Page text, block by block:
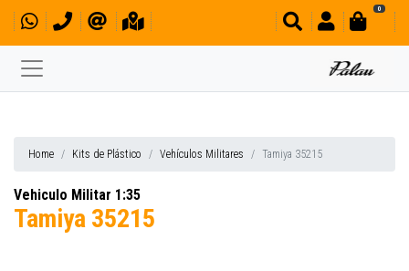
0
Home Kits de Plástico Vehículos Militares Tamiya 35215
Vehiculo Militar 1:35
Tamiya 35215